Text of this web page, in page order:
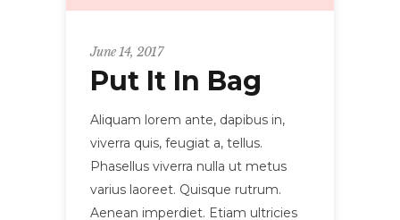
June 14, 2017
Put It In Bag
Aliquam lorem ante, dapibus in,
viverra quis, feugiat a, tellus.
Phasellus viverra nulla ut metus
varius laoreet. Quisque rutrum.
Aenean imperdiet. Etiam ultricies